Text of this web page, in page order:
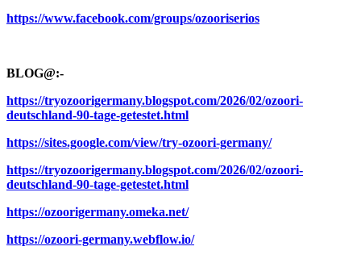
https://www.facebook.com/groups/ozooriserios
BLOG@:-
https://tryozoorigermany.blogspot.com/2026/02/ozoori-
deutschland-90-tage-getestet.html
https://sites.google.com/view/try-ozoori-germany/
https://tryozoorigermany.blogspot.com/2026/02/ozoori-
deutschland-90-tage-getestet.html
https://ozoorigermany.omeka.net/
https://ozoori-germany.webflow.io/